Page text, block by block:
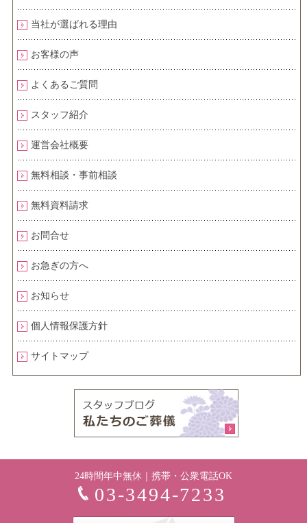
当社が選ばれる理由
お客様の声
よくあるご質問
スタッフ紹介
運営会社概要
無料相談・事前相談
無料資料請求
お問合せ
お急ぎの方へ
お知らせ
個人情報保護方針
サイトマップ
24時間年中無休｜携帯・公衆電話OK
03-3494-7233